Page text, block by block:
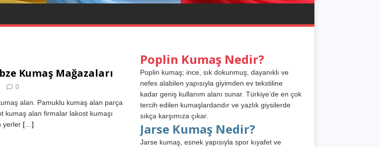
Kumaş Mağazaları
0
alan. Pamuklu kumaş alan parça
kumaş alan firmalar lakost kumaşı
yerler […]
Poplin Kumaş Nedir?
Poplin kumaş; ince, sık dokunmuş, dayanıklı ve
nefes alabilen yapısıyla giyimden ev tekstiline
kadar geniş kullanım alanı sunar. Türkiye’de en çok
tercih edilen kumaşlardandır ve yazlık giysilerde
sıkça karşımıza çıkar.
Jarse Kumaş Nedir?
Jarse kumaş, esnek yapısıyla spor kıyafet ve